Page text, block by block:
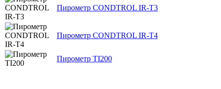
Пирометр CONDTROL IR-T3
Пирометр CONDTROL IR-T4
Пирометр TI200